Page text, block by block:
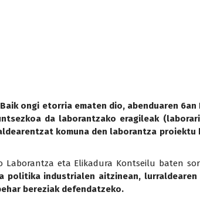
ongi etorria ematen dio, abenduaren
da laborantzako eragileak
komuna den laborantza proiektu
eta Elikadura Kontseilu baten
politika industrialen aitzinean,
bereziak defendatzeko.